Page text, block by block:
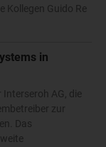
Kollegen Guido Re
in
AG, die
zur
Das